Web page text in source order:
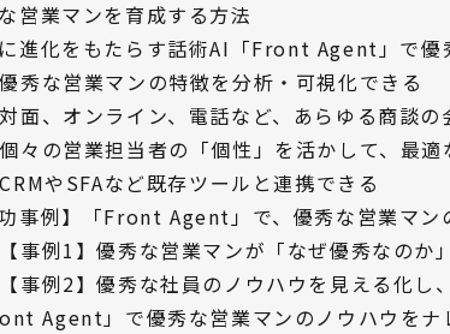
営業マンを育成する方法
進化をもたらす話術AI「Front Agent」で優
優秀な営業マンの特徴を分析・可視化できる
対面、オンライン、電話など、あらゆる商談の
個々の営業担当者の「個性」を活かして、最適
CRMやSFAなど既存ツールと連携できる
功事例】「Front Agent」で、優秀な営業マン
【事例1】優秀な営業マンが「なぜ優秀なのか
【事例2】優秀な社員のノウハウを見える化し
Agent」で優秀な営業マンのノウハウを